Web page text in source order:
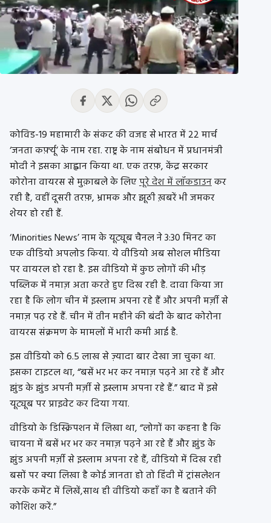
कोविड-19 महामारी के संकट की वजह से भारत में 22 मार्च
‘जनता कर्फ़्यू’ के नाम रहा. राष्ट्र के नाम संबोधन में प्रधानमंत्री
मोदी ने इसका आह्वान किया था. एक तरफ़, केंद्र सरकार
कोरोना वायरस से मुक़ाबले के लिएपूरे देश में लॉकडाउनकर
रही है, वहीं दूसरी तरफ़, भ्रामक और झूठी ख़बरें भी जमकर
शेयर हो रही हैं.
‘Minorities News’ नाम के यूट्यूब चैनल ने 3:30 मिनट का
एक वीडियो अपलोड किया. ये वीडियो अब सोशल मीडिया
पर वायरल हो रहा है. इस वीडियो में कुछ लोगों की भीड़
पब्लिक में नमाज़ अता करते हुए दिख रही है. दावा किया जा
रहा है कि लोग चीन में इस्लाम अपना रहे हैं और अपनी मर्ज़ी से
नमाज़ पढ़ रहे हैं. चीन में तीन महीने की बंदी के बाद कोरोना
वायरस संक्रमण के मामलों में भारी कमी आई है.
इस वीडियो को 6.5 लाख से ज़्यादा बार देखा जा चुका था.
इसका टाइटल था, “बसें भर भर कर नमाज़ पढ़ने आ रहे हैं और
झुंड के झुंड अपनी मर्ज़ी से इस्लाम अपना रहे हैं.” बाद में इसे
यूट्यूब पर प्राइवेट कर दिया गया.
वीडियो के डिस्क्रिपशन में लिखा था, “लोगों का कहना है कि
चायना में बसें भर भर कर नमाज़ पढ़ने आ रहे हैं और झुंड के
झुंड अपनी मर्ज़ी से इस्लाम अपना रहे हैं, वीडियो में दिख रही
बसों पर क्या लिखा है कोई जानता हो तो हिंदी में ट्रांसलेशन
करके कमेंट में लिखें,साथ ही वीडियो कहाँ का है बताने की
कोशिश करें.”